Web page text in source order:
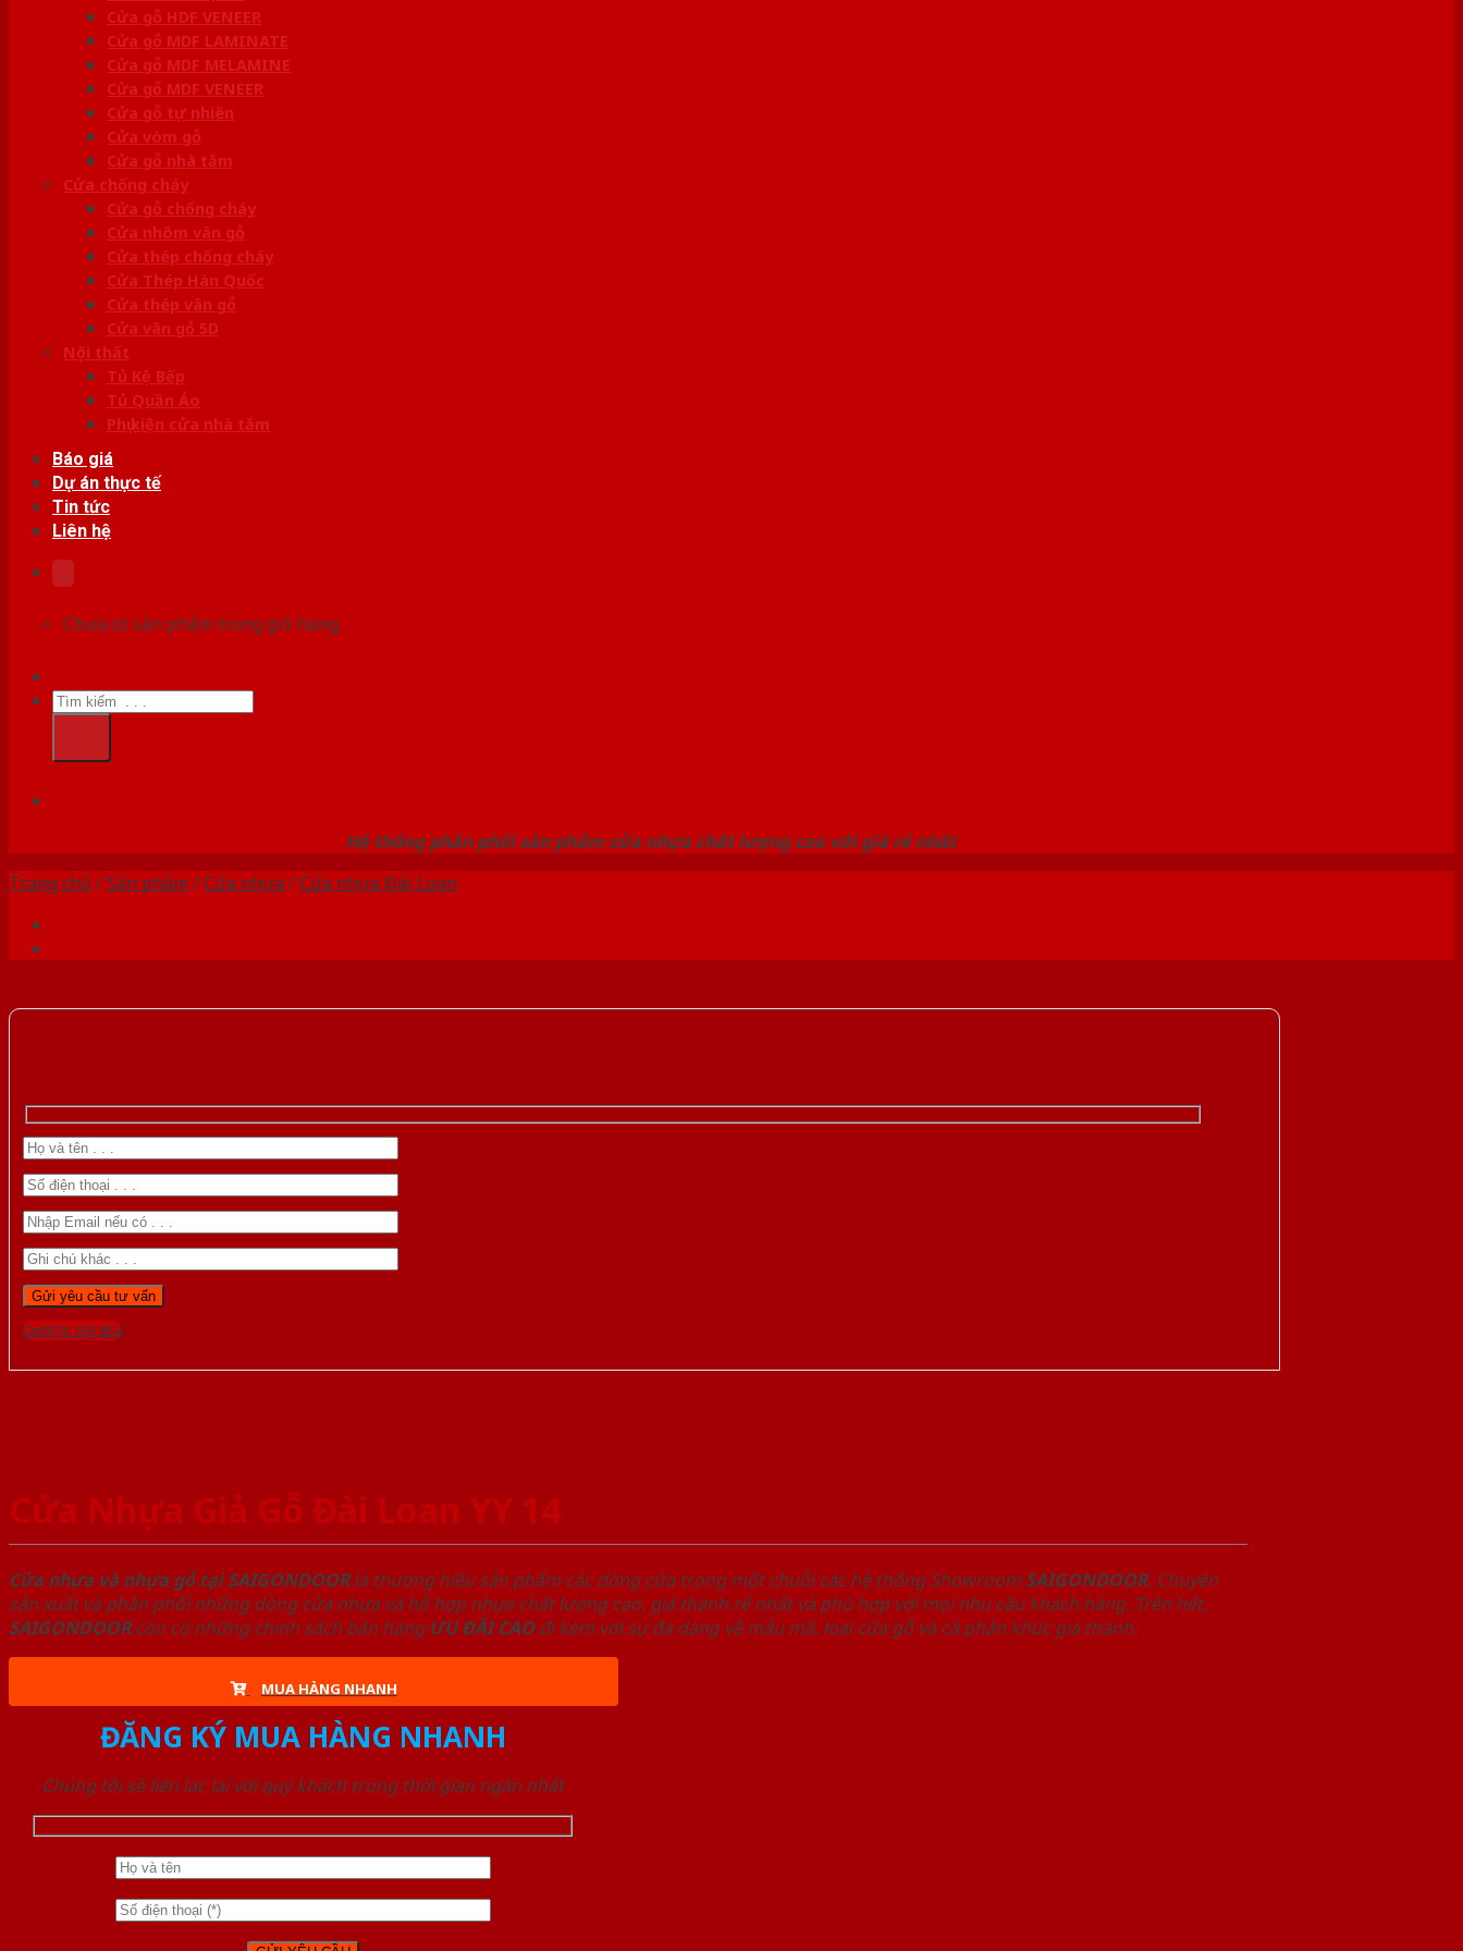
Cửa gỗ HDF VENEER
Cửa gỗ MDF LAMINATE
Cửa gỗ MDF MELAMINE
Cửa gỗ MDF VENEER
Cửa gỗ tự nhiên
Cửa vòm gỗ
Cửa gỗ nhà tắm
Cửa chống cháy
Cửa gỗ chống cháy
Cửa nhôm vân gỗ
Cửa thép chống cháy
Cửa Thép Hàn Quốc
Cửa thép vân gỗ
Cửa vân gỗ 5D
Nội thất
Tủ Kệ Bếp
Tủ Quần Áo
Phụ kiện cửa nhà tắm
Báo giá
Dự án thực tế
Tin tức
Liên hệ
Chưa có sản phẩm trong giỏ hàng.
Tìm
kiếm:
Hệ thống phân phối sản phẩm cửa nhựa chất lượng cao với giá rẻ nhất
Trang chủ /Sản phẩm /Cửa nhựa /Cửa nhựa Đài Loan
Gọi 0976.169.864
Cửa Nhựa Giả Gỗ Đài Loan YY 14
Cửa nhựa và nhựa gỗ tại SAIGONDOORlà thương hiệu sản phẩm các dòng cửa trong một chuỗi các hệ thống Showroom SAIGONDOOR. Chuyên
sản xuất và phân phối những dòng cửa nhựa và hỗ hợp nhựa chất lượng cao, giá thành rẻ nhất và phù hợp với mọi nhu cầu khách hàng. Trên hết,
SAIGONDOORcòn có những chính sách bán hàng ƯU ĐÃI CAOđi kèm với sự đa dạng về mẫu mã, loại cửa gỗ và cả phân khúc giá thành.
MUA HÀNG NHANH
ĐĂNG KÝ MUA HÀNG NHANH
Chúng tôi sẽ liên lạc lại với quý khách trong thời gian ngắn nhất